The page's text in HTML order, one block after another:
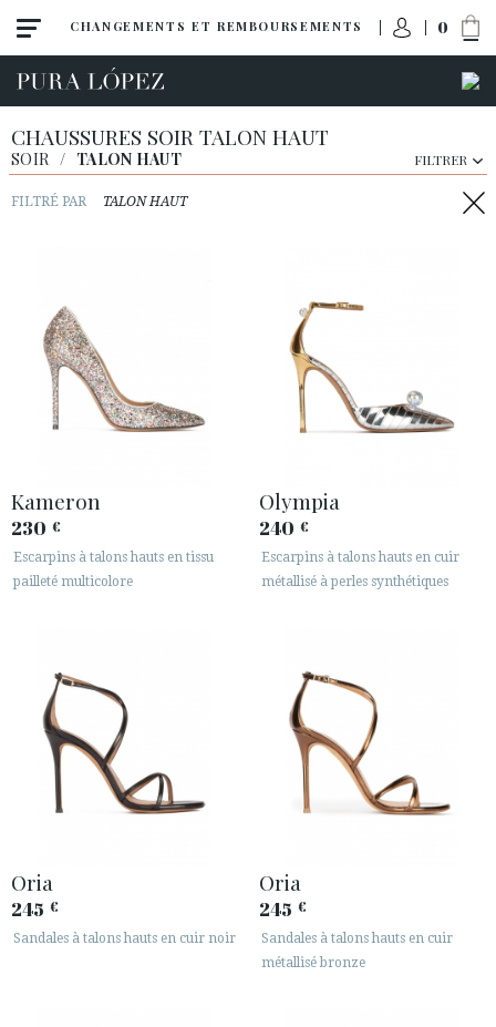
CHANGEMENTS ET REMBOURSEMENTS 0
Talon moyen
Chaussures plates
Chaussures
Sandales
ACCÈS À MA COMMANDE
ENGLISH
PAYS: POLSKA
· CHANGEMENTS ET REMBOURSEMENTS
· POLITIQUE DE CONFIDENTIALITÉ
· TERMES ET CONDITIONS
CHAUSSURES SOIR TALON HAUT
SOIR / TALON HAUT FILTRER
FILTRÉ PAR TALON HAUT
Kameron
230 €
Escarpins à talons hauts en tissu
pailleté multicolore
Olympia
240 €
Escarpins à talons hauts en cuir
métallisé à perles synthétiques
Oria
245 €
Sandales à talons hauts en cuir noir
Oria
245 €
Sandales à talons hauts en cuir
métallisé bronze